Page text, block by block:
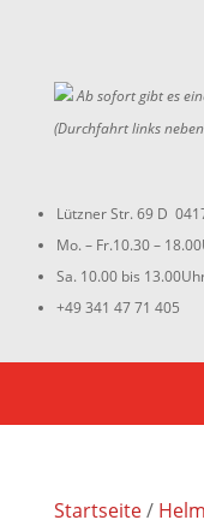
Ab sofort gibt es
(Durchfahrt links
Lützner Str. 69 D
Mo. – Fr.10.30 –
Sa. 10.00 bis
+49 341 47 71 405
Startseite/